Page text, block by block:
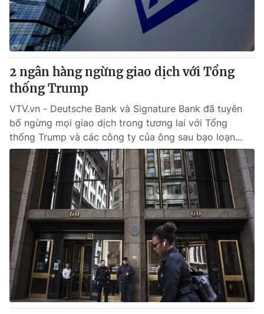
Sản phẩm
Thị trường
Tư vấn
Lịch phát sóng
Chuyên mục khác
Emagazine
Photo Infographic
Video Shorts video
VTV Money VTV Thể thao
VTV Sức khoẻ Bất động sản
Thị trường 24h Tấm lòng Việt
VTV4 Vươn mình bằng AI
2 ngân hàng ngừng giao dịch với Tổng
thống Trump
VTV.vn - Deutsche Bank và Signature Bank đã tuyên
bố ngừng mọi giao dịch trong tương lai với Tổng
thống Trump và các công ty của ông sau bạo loạn...